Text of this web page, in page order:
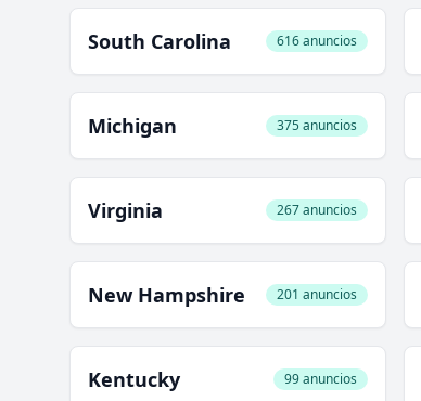
South Carolina 616 anuncios
Michigan 375 anuncios
Virginia 267 anuncios
New Hampshire 201 anuncios
Kentucky 99 anuncios